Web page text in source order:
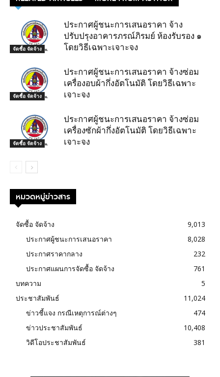
จัดซื้อ จัดจ้าง
ประกาศผู้ชนะการเสนอราคา จ้าง
ปรับปรุงอาคารภรณ์ภิรมย์ ห้องรับรอง ๑
โดยวิธีเฉพาะเจาะจง
จัดซื้อ จัดจ้าง
ประกาศผู้ชนะการเสนอราคา จ้างซ่อม
เครื่องอบผ้ากึ่งอัตโนมัติ โดยวิธีเฉพาะ
เจาะจง
จัดซื้อ จัดจ้าง
ประกาศผู้ชนะการเสนอราคา จ้างซ่อม
เครื่องซักผ้ากึ่งอัตโนมัติ โดยวิธีเฉพาะ
เจาะจง
หมวดหมู่ข่าวสาร
จัดซื้อ จัดจ้าง
9,013
ประกาศผู้ชนะการเสนอราคา
8,028
ประกาศราคากลาง
232
ประกาศแผนการจัดซื้อ จัดจ้าง
761
บทความ
5
ประชาสัมพันธ์
11,024
ข่าวชี้แจง กรณีเหตุการณ์ต่างๆ
474
ข่าวประชาสัมพันธ์
10,408
วิดีโอประชาสัมพันธ์
381